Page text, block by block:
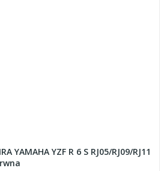
YAMAHA YZF R 6 S RJ05/RJ09/RJ11